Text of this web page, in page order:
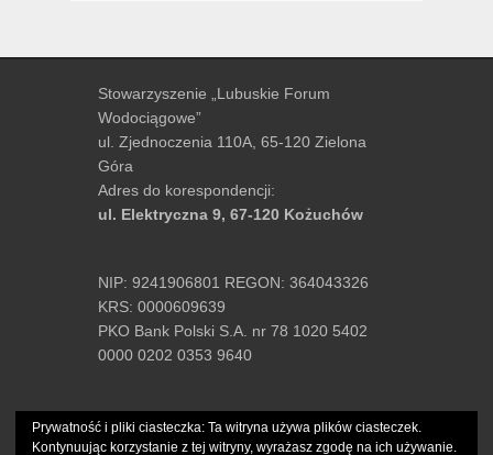
Stowarzyszenie „Lubuskie Forum
Wodociągowe”
ul. Zjednoczenia 110A, 65-120 Zielona
Góra
Adres do korespondencji:
ul. Elektryczna 9, 67-120 Kożuchów
NIP: 9241906801 REGON: 364043326
KRS: 0000609639
PKO Bank Polski S.A. nr 78 1020 5402
0000 0202 0353 9640
tel.:+48 502-489-061
e-mail:biuro@lfw.com.pl
Prywatność i pliki ciasteczka: Ta witryna używa plików ciasteczek.
Kontynuując korzystanie z tej witryny, wyrażasz zgodę na ich używanie.